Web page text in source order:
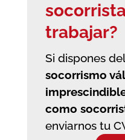
trabajar?
Si dispones
socorrismo
como
enviarnos tu